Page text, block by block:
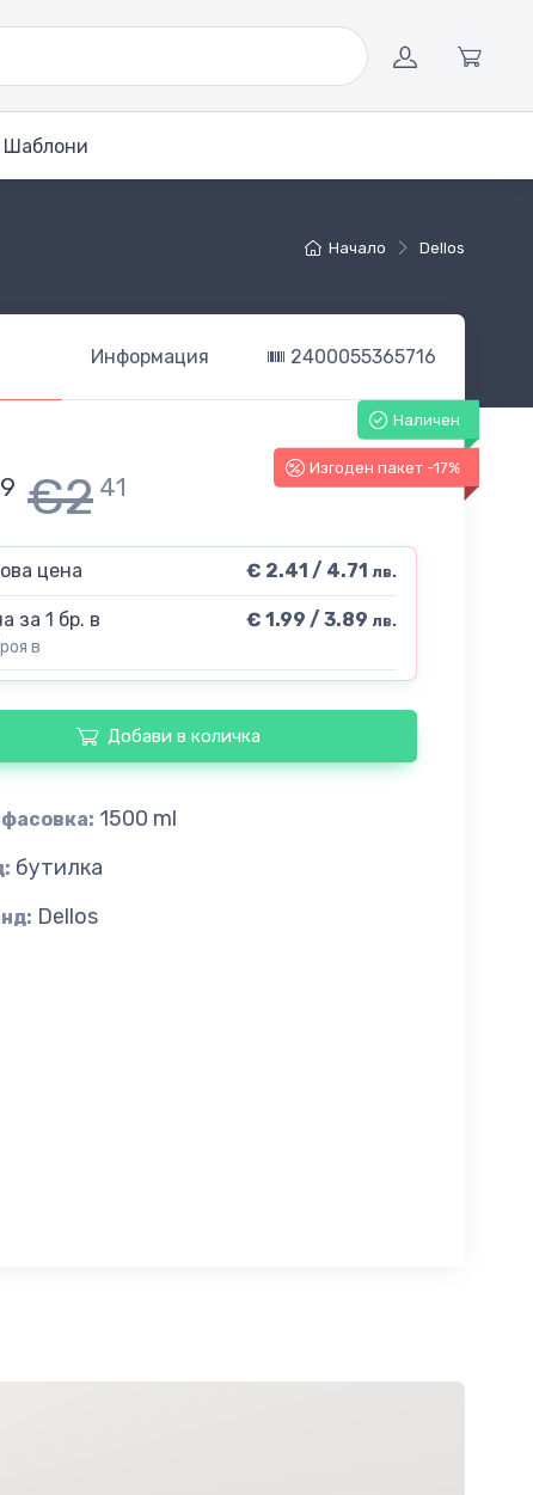
Шаблони
Начало Dellos
Информация 2400055365716
Наличен
Изгоден пакет -17%
€2 41
цена € 2.41 / 4.71 лв.
за 1 бр. в
в
€ 1.99 / 3.89 лв.
Добави в количка
1500 ml
бутилка
Dellos